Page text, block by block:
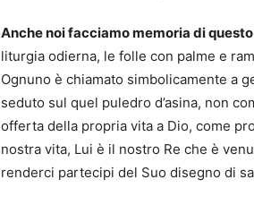
Anche noi facciamo memoria di
liturgia odierna, le folle con palme e
Ognuno è chiamato simbolicamente a
seduto sul quel puledro d’asina, non
offerta della propria vita a Dio, come
nostra vita, Lui è il nostro Re che è
renderci partecipi del Suo disegno di